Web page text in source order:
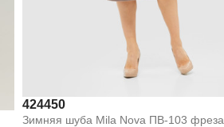
424450
Зимняя шуба Mila Nova ПВ-103 фреза